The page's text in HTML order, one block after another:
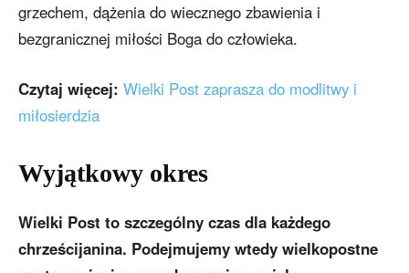
grzechem, dążenia do wiecznego zbawienia i
bezgranicznej miłości Boga do człowieka.
Czytaj więcej: Wielki Post zaprasza do modlitwy i
miłosierdzia
Wyjątkowy okres
Wielki Post to szczególny czas dla każdego
chrześcijanina. Podejmujemy wtedy wielkopostne